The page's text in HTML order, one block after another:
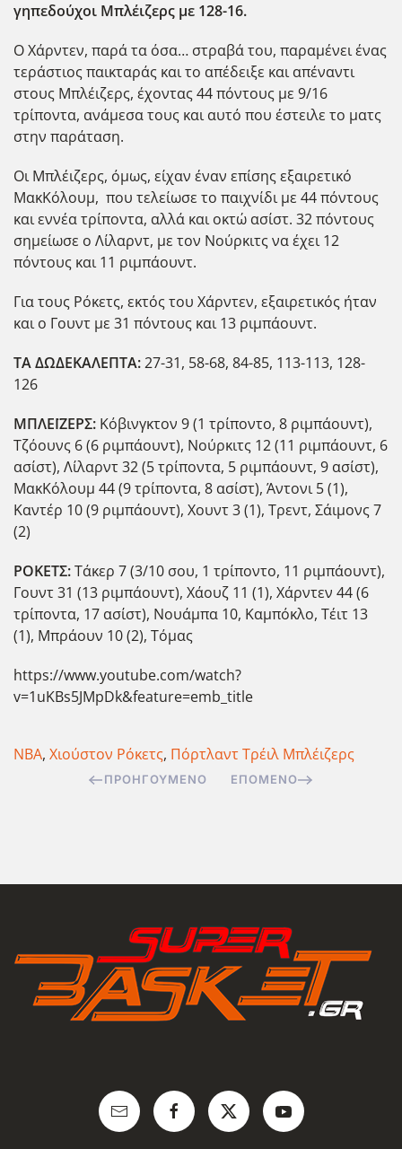
γηπεδούχοι Μπλέιζερς με 128-16.
Ο Χάρντεν, παρά τα όσα… στραβά του, παραμένει ένας
τεράστιος παικταράς και το απέδειξε και απέναντι
στους Μπλέιζερς, έχοντας 44 πόντους με 9/16
τρίποντα, ανάμεσα τους και αυτό που έστειλε το ματς
στην παράταση.
Οι Μπλέιζερς, όμως, είχαν έναν επίσης εξαιρετικό
ΜακΚόλουμ, που τελείωσε το παιχνίδι με 44 πόντους
και εννέα τρίποντα, αλλά και οκτώ ασίστ. 32 πόντους
σημείωσε ο Λίλαρντ, με τον Νούρκιτς να έχει 12
πόντους και 11 ριμπάουντ.
Για τους Ρόκετς, εκτός του Χάρντεν, εξαιρετικός ήταν
και ο Γουντ με 31 πόντους και 13 ριμπάουντ.
ΤΑ ΔΩΔΕΚΑΛΕΠΤΑ:27-31, 58-68, 84-85, 113-113, 128-
126
ΜΠΛΕΪΖΕΡΣ: Κόβινγκτον 9 (1 τρίποντο, 8 ριμπάουντ),
Τζόουνς 6 (6 ριμπάουντ), Νούρκιτς 12 (11 ριμπάουντ, 6
ασίστ), Λίλαρντ 32 (5 τρίποντα, 5 ριμπάουντ, 9 ασίστ),
ΜακΚόλουμ 44 (9 τρίποντα, 8 ασίστ), Άντονι 5 (1),
Καντέρ 10 (9 ριμπάουντ), Χουντ 3 (1), Τρεντ, Σάιμονς 7
(2)
ΡΟΚΕΤΣ:Τάκερ 7 (3/10 σου, 1 τρίποντο, 11 ριμπάουντ),
Γουντ 31 (13 ριμπάουντ), Χάουζ 11 (1), Χάρντεν 44 (6
τρίποντα, 17 ασίστ), Νουάμπα 10, Καμπόκλο, Τέιτ 13
(1), Μπράουν 10 (2), Τόμας
https://www.youtube.com/watch?
v=1uKBs5JMpDk&feature=emb_title
ΝΒΑ, Χιούστον Ρόκετς, Πόρτλαντ Τρέιλ Μπλέιζερς
ΠΡΟΗΓΟΎΜΕΝΟ ΕΠΌΜΕΝΟ